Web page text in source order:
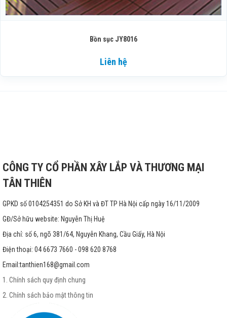
Bồn sục JY8016
Liên hệ
CÔNG TY CỔ PHẦN XÂY LẮP VÀ THƯƠNG MẠI
TÂN THIÊN
GPKD số 0104254351 do Sở KH và ĐT TP Hà Nội cấp ngày 16/11/2009
GĐ/Sở hữu website: Nguyễn Thị Huệ
Địa chỉ: số 6, ngõ 381/64, Nguyễn Khang, Cầu Giấy, Hà Nội
Điện thoại: 04 6673 7660 - 098 620 8768
Email:tanthien168@gmail.com
1. Chính sách quy định chung
2. Chính sách bảo mật thông tin